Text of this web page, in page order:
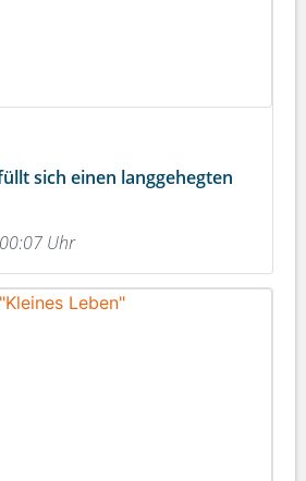
sich einen langgehegten
Uhr